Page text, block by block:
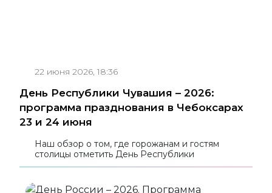
22 июня 2026, 18:36
День Республики Чувашия – 2026:
программа празднования в Чебоксарах
23 и 24 июня
Наш обзор о том, где горожанам и гостям
столицы отметить День Республики